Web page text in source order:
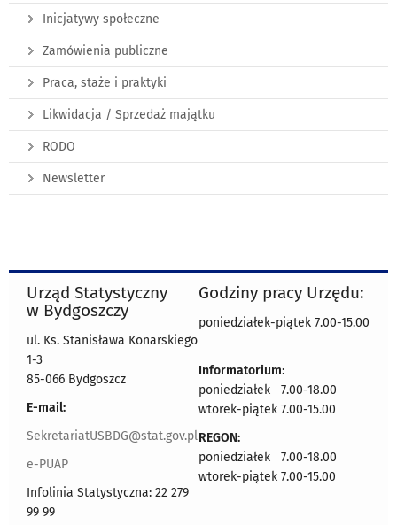
Inicjatywy społeczne
Zamówienia publiczne
Praca, staże i praktyki
Likwidacja / Sprzedaż majątku
RODO
Newsletter
Urząd Statystyczny
w Bydgoszczy
ul. Ks. Stanisława Konarskiego
1-3
85-066 Bydgoszcz
E-mail:
SekretariatUSBDG@stat.gov.pl
e-PUAP
Infolinia Statystyczna: 22 279
99 99
Godziny pracy Urzędu:
poniedziałek-piątek 7.00-15.00
Informatorium:
poniedziałek 7.00-18.00
wtorek-piątek 7.00-15.00
REGON:
poniedziałek 7.00-18.00
wtorek-piątek 7.00-15.00